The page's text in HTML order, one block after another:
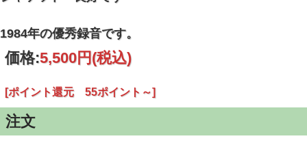
1984年の優秀録音です。
価格:5,500円 (税込)
[ポイント還元 55ポイント～]
注文